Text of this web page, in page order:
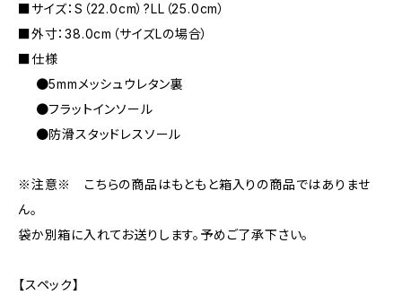
■サイズ：S（22.0cm）?LL（25.0cm）
■外寸：38.0cm（サイズLの場合）
■仕様
●5mmメッシュウレタン裏
●フラットインソール
●防滑スタッドレスソール
※注意※ こちらの商品はもともと箱入りの商品ではありませ
ん。
袋か別箱に入れてお送りします。予めご了承下さい。
【スペック】